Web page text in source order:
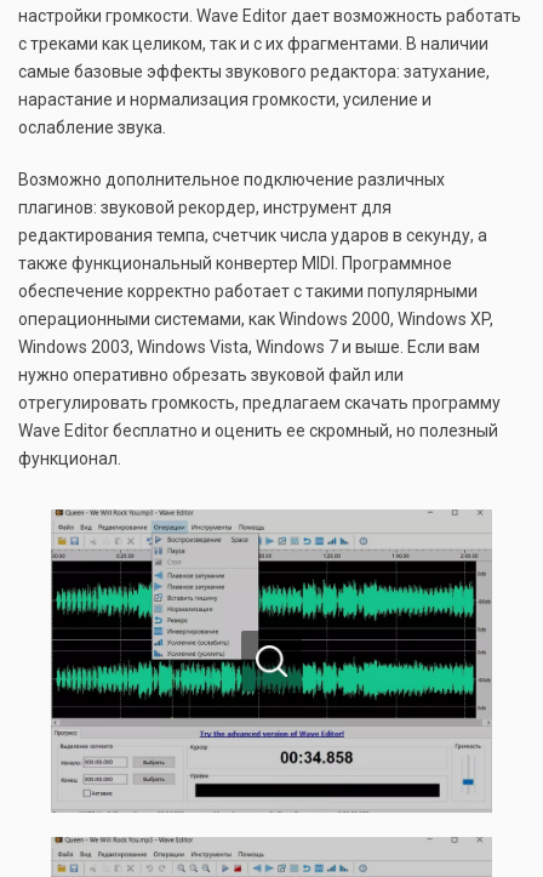
настройки громкости. Wave Editor дает возможность работать
с треками как целиком, так и с их фрагментами. В наличии
самые базовые эффекты звукового редактора: затухание,
нарастание и нормализация громкости, усиление и
ослабление звука.
Возможно дополнительное подключение различных
плагинов: звуковой рекордер, инструмент для
редактирования темпа, счетчик числа ударов в секунду, а
также функциональный конвертер MIDI. Программное
обеспечение корректно работает с такими популярными
операционными системами, как Windows 2000, Windows XP,
Windows 2003, Windows Vista, Windows 7 и выше. Если вам
нужно оперативно обрезать звуковой файл или
отрегулировать громкость, предлагаем скачать программу
Wave Editor бесплатно и оценить ее скромный, но полезный
функционал.